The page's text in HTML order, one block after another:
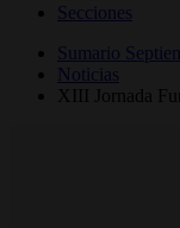
Secciones
Sumario
Noticias
XIII Jornada